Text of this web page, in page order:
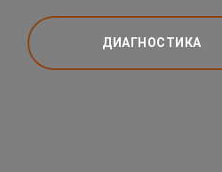
ДИАГНОСТИКА